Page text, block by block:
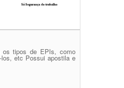
os tipos de EPIs, como
etc Possui apostila e